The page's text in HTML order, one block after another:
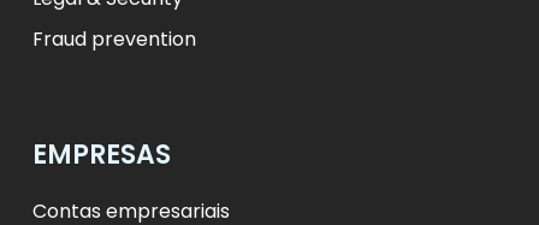
Fraud prevention
EMPRESAS
Contas empresariais